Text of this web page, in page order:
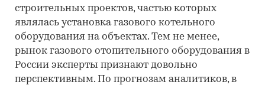
строительных проектов, частью которых
являлась установка газового котельного
оборудования на объектах. Тем не менее,
рынок газового отопительного оборудования в
России эксперты признают довольно
перспективным. По прогнозам аналитиков, в